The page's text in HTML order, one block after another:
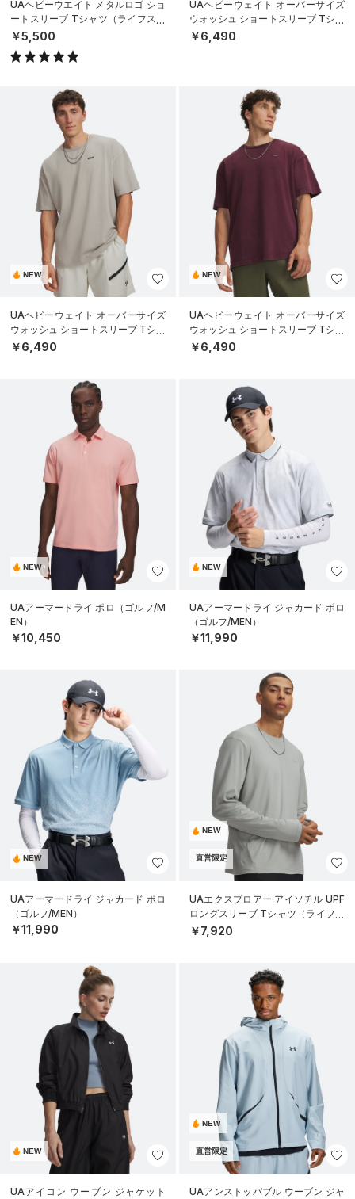
UAヘビーウエイト メタルロゴ ショ
ートスリーブ Tシャツ（ライフスタ
イル/MEN）
￥5,500
UAヘビーウェイト オーバーサイズ
ウォッシュ ショートスリーブ Tシャ
ツ（ライフスタイル/MEN）
￥6,490
NEW
UAヘビーウェイト オーバーサイズ
ウォッシュ ショートスリーブ Tシャ
ツ（ライフスタイル/MEN）
￥6,490
NEW
UAヘビーウェイト オーバーサイズ
ウォッシュ ショートスリーブ Tシャ
ツ（ライフスタイル/MEN）
￥6,490
NEW
UAアーマードライ ポロ（ゴルフ/M
EN）
￥10,450
NEW
UAアーマードライ ジャカード ポロ
（ゴルフ/MEN）
￥11,990
NEW
UAアーマードライ ジャカード ポロ
（ゴルフ/MEN）
￥11,990
NEW
直営限定
UAエクスプロアー アイソチル UPF
ロングスリーブ Tシャツ（ライフス
タイル/MEN）
￥7,920
NEW
UAアイコン ウーブン ジャケット
NEW
直営限定
UAアンストッパブル ウーブン ジャ